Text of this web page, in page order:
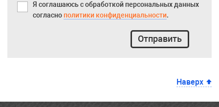
Я соглашаюсь с обработкой персональных данных
согласно политики конфиденциальности.
Отправить
Наверх